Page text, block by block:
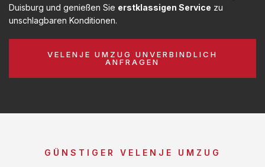
Duisburg und genießen Sie erstklassigen Service zu
unschlagbaren Konditionen.
VELENJE UMZUG UNVERBINDLICH
ANFRAGEN
GÜNSTIGER VELENJE UMZUG